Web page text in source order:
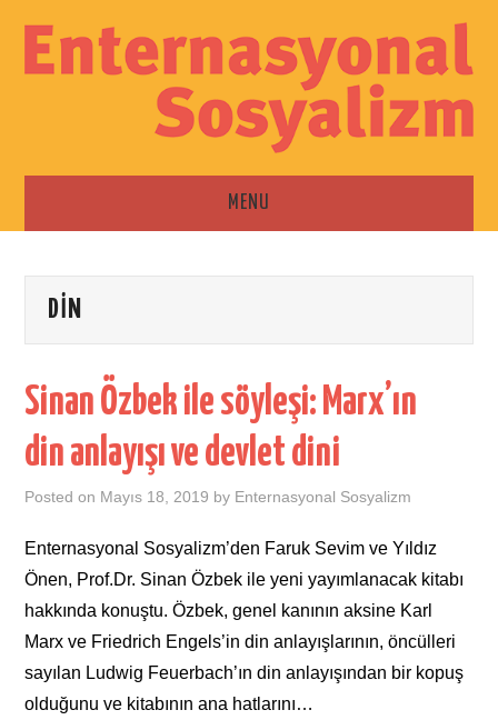
MENU
ESKI SAYILAR
DIN
Sinan Özbek ile söyleşi: Marx’ın
din anlayışı ve devlet dini
Posted on Mayıs 18, 2019 by Enternasyonal Sosyalizm
Enternasyonal Sosyalizm’den Faruk Sevim ve Yıldız
Önen, Prof.Dr. Sinan Özbek ile yeni yayımlanacak kitabı
hakkında konuştu. Özbek, genel kanının aksine Karl
Marx ve Friedrich Engels’in din anlayışlarının, öncülleri
sayılan Ludwig Feuerbach’ın din anlayışından bir kopuş
olduğunu ve kitabının ana hatlarını…